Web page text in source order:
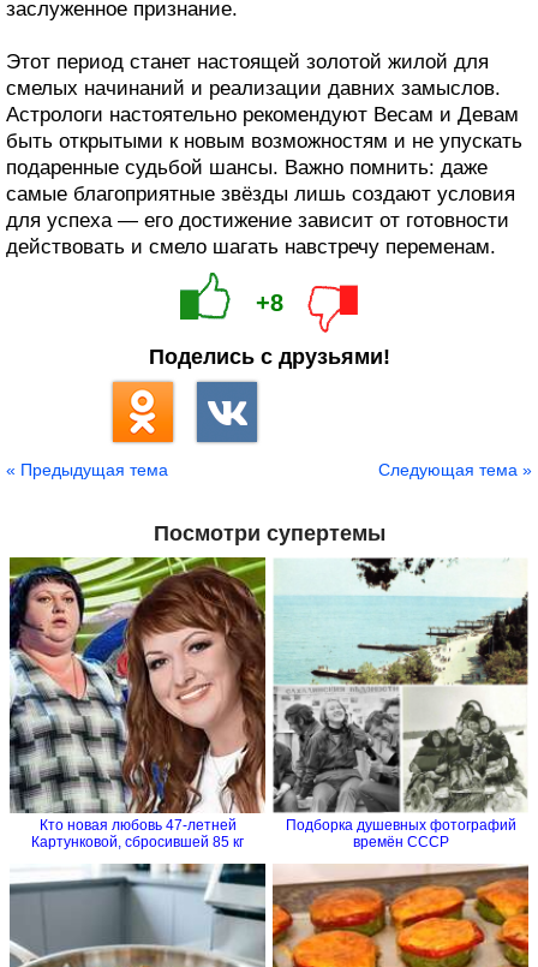
заслуженное признание.
Этот период станет настоящей золотой жилой для
смелых начинаний и реализации давних замыслов.
Астрологи настоятельно рекомендуют Весам и Девам
быть открытыми к новым возможностям и не упускать
подаренные судьбой шансы. Важно помнить: даже
самые благоприятные звёзды лишь создают условия
для успеха — его достижение зависит от готовности
действовать и смело шагать навстречу переменам.
+8
Поделись с друзьями!
« Предыдущая тема Следующая тема »
Посмотри супертемы
Кто новая любовь 47-летней
Картунковой, сбросившей 85 кг
Подборка душевных фотографий
времён СССР